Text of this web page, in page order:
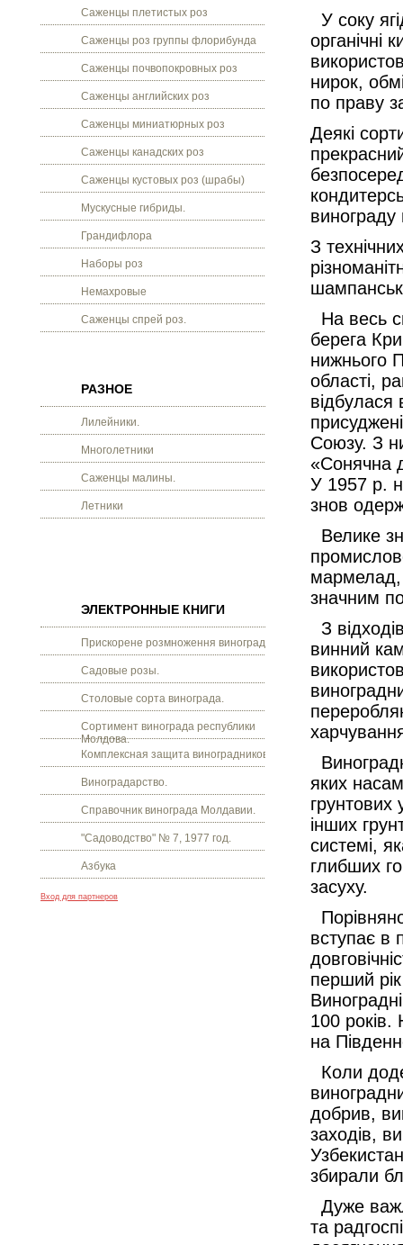
Саженцы плетистых роз
Саженцы роз группы флорибунда
Саженцы почвопокровных роз
Саженцы английских роз
Саженцы миниатюрных роз
Саженцы канадских роз
Саженцы кустовых роз (шрабы)
Мускусные гибриды.
Грандифлора
Наборы роз
Немахровые
Саженцы спрей роз.
РАЗНОЕ
Лилейники.
Многолетники
Саженцы малины.
Летники
ЭЛЕКТРОННЫЕ КНИГИ
Прискорене розмноження винограду.
Садовые розы.
Столовые сорта винограда.
Сортимент винограда республики
Молдова.
Комплексная защита виноградников.
Виноградарство.
Справочник винограда Молдавии.
"Садоводство" № 7, 1977 год.
Азбука
Вход для партнеров
У соку
органічні
нирок,
по праву
Деякі
винограду
З
На весь
берега
нижнього
області,
відбулася
Союзу. З
«Сонячна
У 1957 р.
знов
Велике
мармелад,
значним
З
винний
яких
грунтових
інших
системі,
глибших
засуху.
вступає в
перший
100 років.
на
Коли
добрив,
заходів,
збирали
Дуже
та